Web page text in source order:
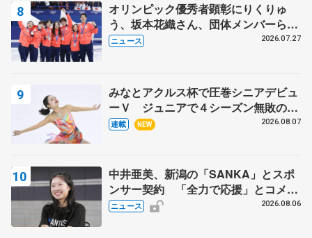
オリンピック優秀者顕彰にりくりゅ
う、坂本花織さん、団体メンバーら
8月7日に文科省が表彰式、ブルーノ・
ニュース 2026.07.27
みなとアクルス杯で圧巻シニアデビュ
ーＶ ジュニアで４シーズン無敗の島
田麻央
連載 NEW 2026.08.07
中井亜美、新潟の「SANKA」とスポ
ンサー契約 「全力で応援」とコメン
ト
ニュース 2026.08.06